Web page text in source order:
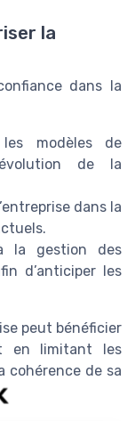
la
dans la
modèles de
de la
dans la
la gestion des
d’anticiper les
peut bénéficier
en limitant les
cohérence de sa